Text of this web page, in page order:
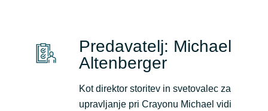
United States
Predavatelj: Michael
Altenberger
Kot direktor storitev in svetovalec za
upravljanje pri Crayonu Michael vidi